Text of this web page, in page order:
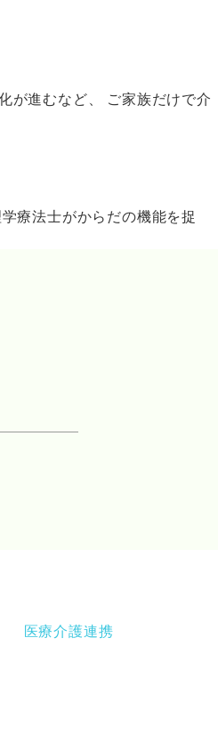
が進むなど、 ご家族だけで介
療法士がからだの機能を捉
医療介護連携